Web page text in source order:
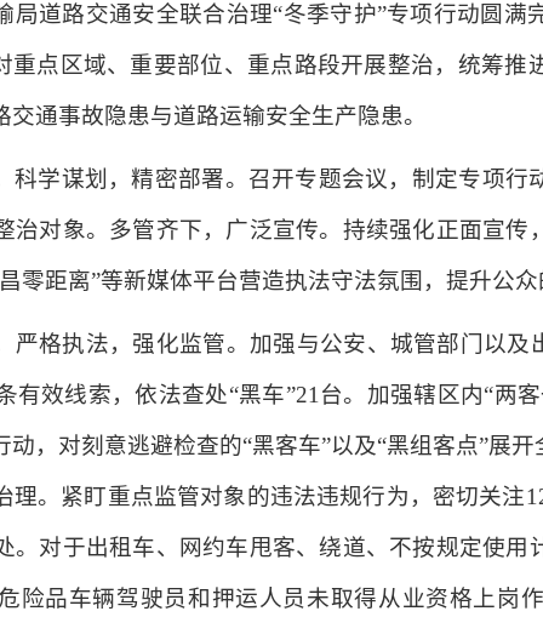
局道路交通安全联合治理“冬季守护”专项行动圆
重点区域、重要部位、重点路段开展整治，统筹
通事故隐患与道路运输安全生产隐患。
科学谋划，精密部署。召开专题会议，制定专项行
治对象。多管齐下，广泛宣传。持续强化正面宣
零距离”等新媒体平台营造执法守法氛围，提升公众
严格执法，强化监管。加强与公安、城管部门以及
有效线索，依法查处“黑车”21台。加强辖区内“两
，对刻意逃避检查的“黑客车”以及“黑组客点”展
理。紧盯重点监管对象的违法违规行为，密切关注
。对于出租车、网约车甩客、绕道、不按规定使
险品车辆驾驶员和押运人员未取得从业资格上岗